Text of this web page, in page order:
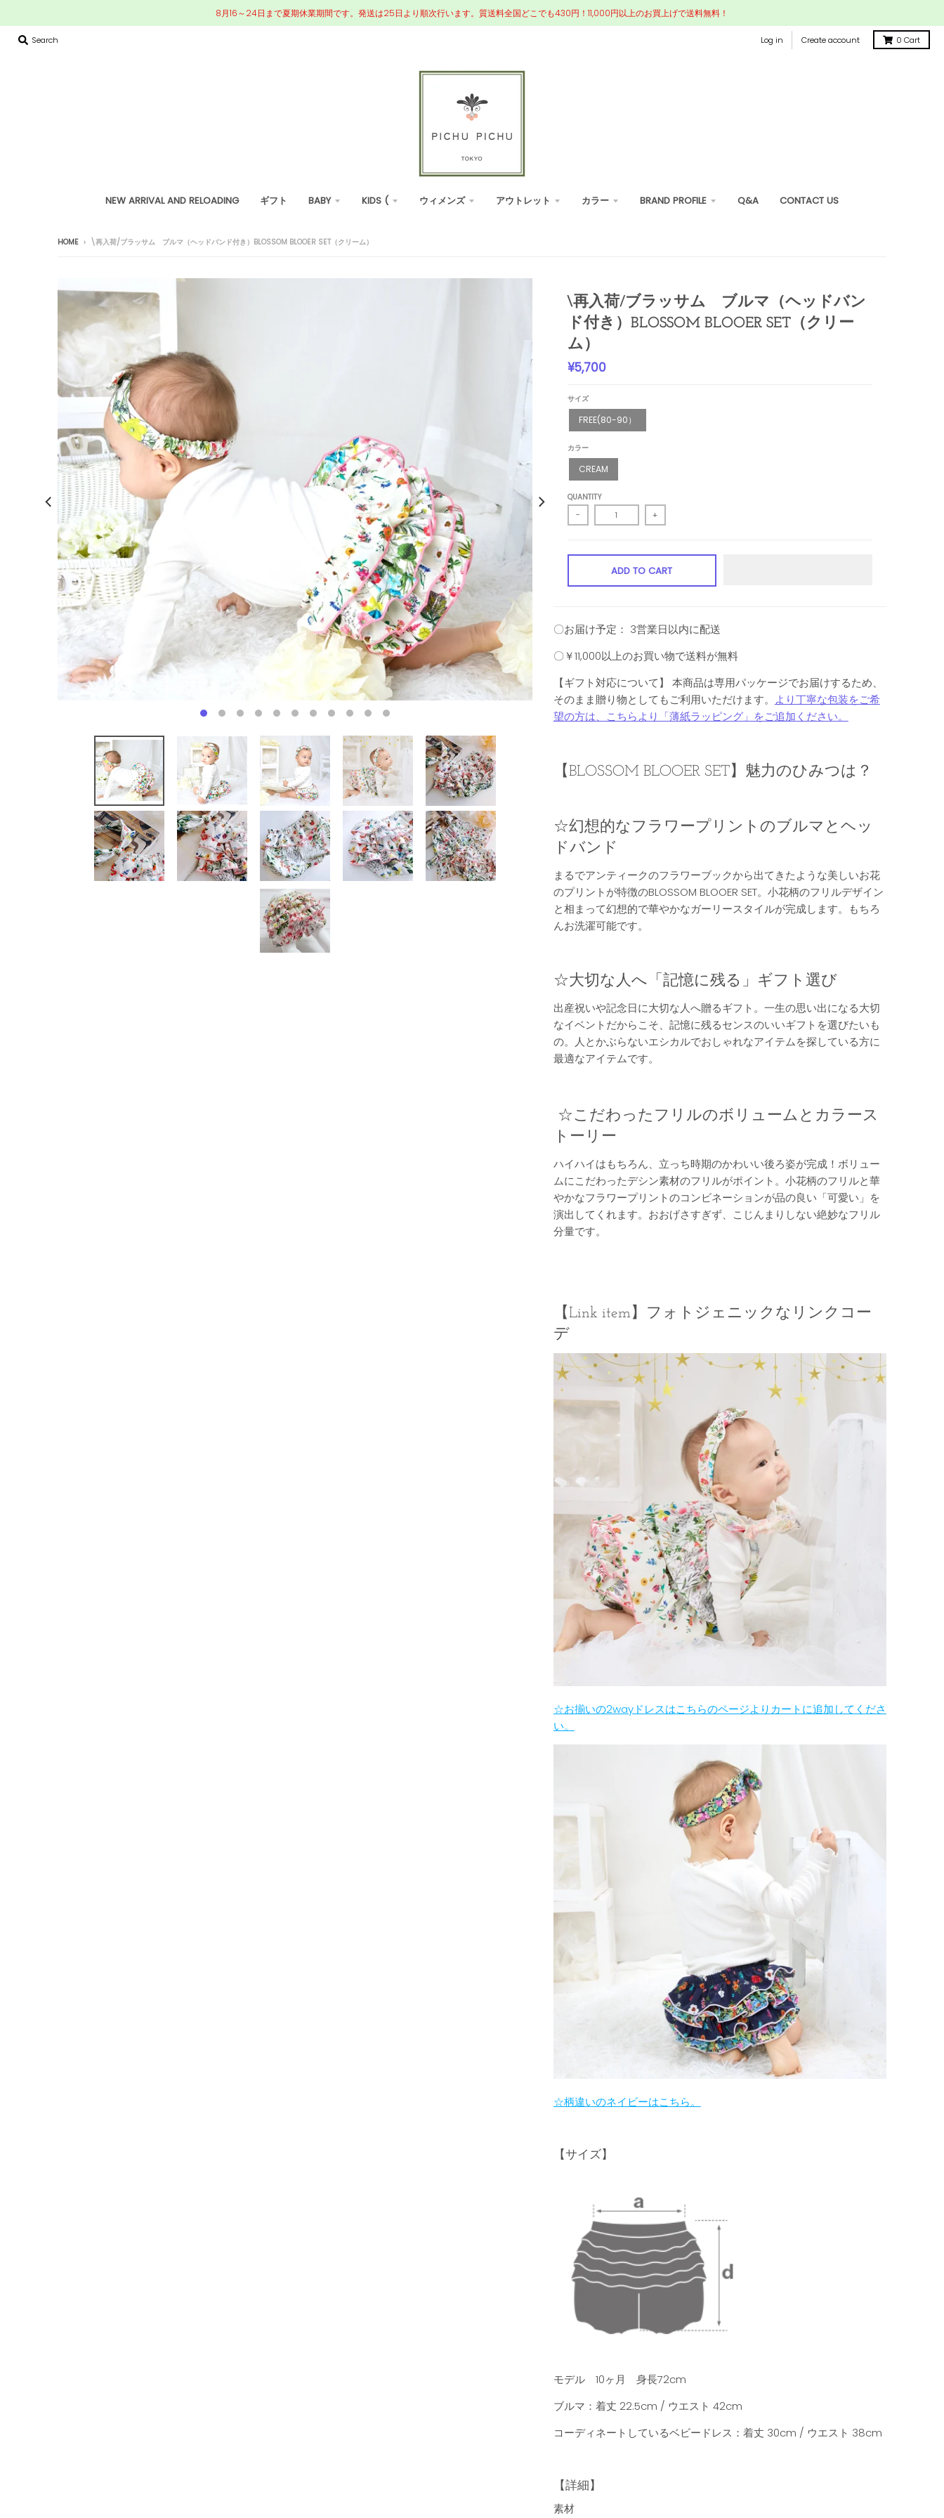
8月16～24日まで夏期休業期間です。発送は25日より順次行います。質送料全国どこでも430円！11,000円以上のお買上げで送料無料！
Search Log in Create account 0 Cart
NEW ARRIVAL AND RELOADING ギフト BABY KIDS ( ウィメンズ アウトレット カラー BRAND PROFILE Q&A CONTACT US
HOME › \再入荷/ブラッサム ブルマ（ヘッドバンド付き）BLOSSOM BLOOER SET（クリーム）
\再入荷/ブラッサム ブルマ（ヘッドバン
ド付き）BLOSSOM BLOOER SET（クリー
ム）
¥5,700
サイズ
FREE(80-90）
カラー
CREAM
QUANTITY
- +
ADD TO CART
〇お届け予定： 3営業日以内に配送
〇￥11,000以上のお買い物で送料が無料
【ギフト対応について】
本商品は専用パッケージでお届けするため、
そのまま贈り物としてもご利用いただけます。 より丁寧な包装をご希
望の方は、こちらより「薄紙ラッピング」をご追加ください。
【BLOSSOM BLOOER SET】魅力のひみつは？
☆幻想的なフラワープリントのブルマとヘッ
ドバンド
まるでアンティークのフラワーブックから出てきたような美しいお花
のプリントが特徴のBLOSSOM BLOOER SET。小花柄のフリルデザイン
と相まって幻想的で華やかなガーリースタイルが完成します。もちろ
んお洗濯可能です。
☆大切な人へ「記憶に残る」ギフト選び
出産祝いや記念日に大切な人へ贈るギフト。一生の思い出になる大切
なイベントだからこそ、記憶に残るセンスのいいギフトを選びたいも
の。人とかぶらないエシカルでおしゃれなアイテムを探している方に
最適なアイテムです。
☆こだわったフリルのボリュームとカラース
トーリー
ハイハイはもちろん、立っち時期のかわいい後ろ姿が完成！ボリュー
ムにこだわったデシン素材のフリルがポイント。小花柄のフリルと華
やかなフラワープリントのコンビネーションが品の良い「可愛い」を
演出してくれます。おおげさすぎず、こじんまりしない絶妙なフリル
分量です。
【Link item 】フォトジェニックなリンクコー
デ
☆お揃いの2wayドレスはこちらのページよりカートに追加してくださ
い。
☆柄違いのネイビーはこちら。
【サイズ】
モデル 10ヶ月 身長72cm
ブルマ：着丈 22.5cm / ウエスト 42cm
コーディネートしているベビードレス：着丈 30cm / ウエスト 38cm
【詳細】
素材